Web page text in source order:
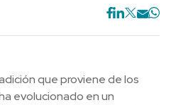
que proviene de los
evolucionado en un